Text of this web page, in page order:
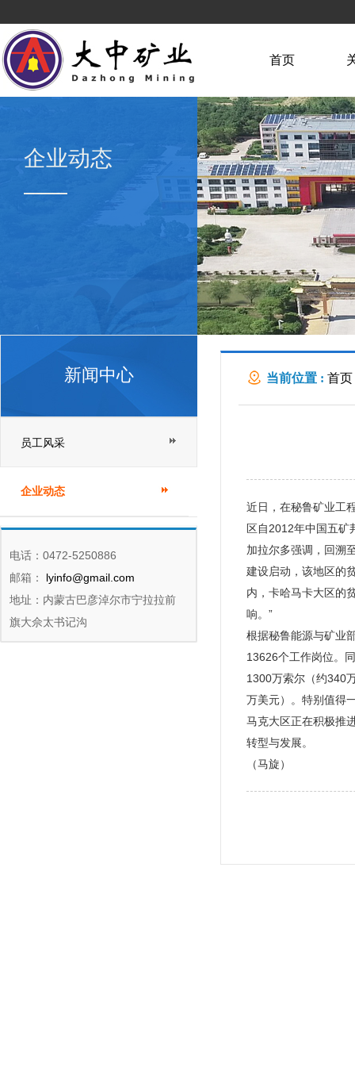
首页
企业动态
新闻中心
员工风采
企业动态
电话：0472-5250886
邮箱：
lyinfo@gmail.com
地址：内蒙古巴彦淖尔市宁拉拉前
旗大佘太书记沟
当前位置 : 首页
近日，在秘鲁矿业工
区自2012年中国五矿
加拉尔多强调，回溯
建设启动，该地区的
内，卡哈马卡大区的
响。”
根据秘鲁能源与矿业
13626个工作岗位。
1300万索尔（约340
万美元）。特别值得
马克大区正在积极推
转型与发展。
（马旋）